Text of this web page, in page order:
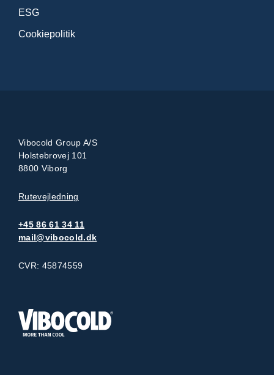
ESG
Cookiepolitik
Vibocold Group A/S
Holstebrovej 101
8800 Viborg
Rutevejledning
+45 86 61 34 11
mail@vibocold.dk
CVR: 45874559